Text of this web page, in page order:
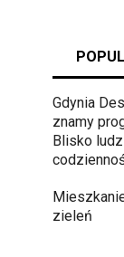
Gdynia
znamy
Blisko
zieleń